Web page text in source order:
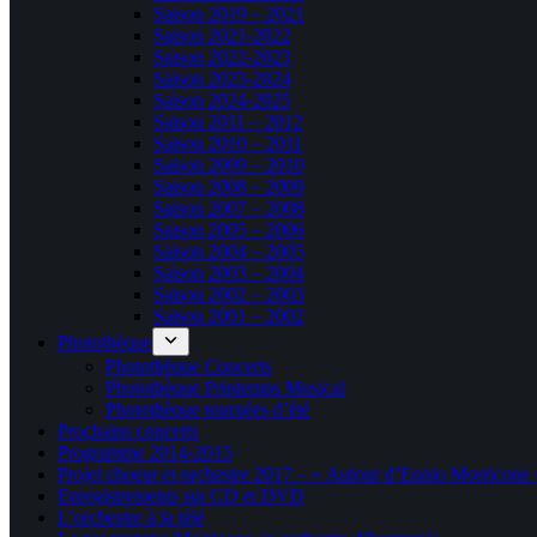
Saison 2019 – 2021
Saison 2021-2022
Saison 2022-2023
Saison 2023-2024
Saison 2024-2025
Saison 2011 – 2012
Saison 2010 – 2011
Saison 2009 – 2010
Saison 2008 – 2009
Saison 2007 – 2008
Saison 2005 – 2006
Saison 2004 – 2005
Saison 2003 – 2004
Saison 2002 – 2003
Saison 2001 – 2002
Photothèque
Photothèque Concerts
Photothèque Printemps Musical
Photothèque tournées d’été
Prochains concerts
Programme 2014-2015
Projet choeur et orchestre 2017 – « Autour d’Ennio Morricone
Enregistrements sur CD et DVD
L’orchestre à la télé